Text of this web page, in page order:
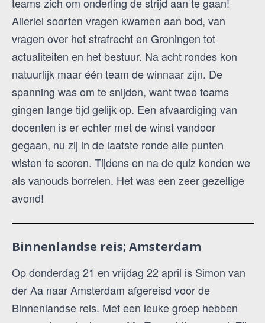
Allerlei soorten vragen kwamen aan bod, van
vragen over het strafrecht en Groningen tot
actualiteiten en het bestuur. Na acht rondes kon
natuurlijk maar één team de winnaar zijn. De
spanning was om te snijden, want twee teams
gingen lange tijd gelijk op. Een afvaardiging van
docenten is er echter met de winst vandoor
gegaan, nu zij in de laatste ronde alle punten
wisten te scoren. Tijdens en na de quiz konden we
als vanouds borrelen. Het was een zeer gezellige
avond!
Binnenlandse reis; Amsterdam
Op donderdag 21 en vrijdag 22 april is Simon van
der Aa naar Amsterdam afgereisd voor de
Binnenlandse reis. Met een leuke groep hebben